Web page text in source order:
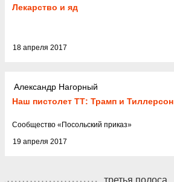
Лекарство и яд
18 апреля 2017
Александр Нагорный
Наш пистолет ТТ: Трамп и Тиллерсон
19 апреля 2017
Cообщество « Посольский приказ»